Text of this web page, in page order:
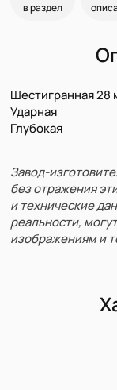
в раздел
Шестигранная 28
Ударная
Глубокая
Завод-
без отражения
и технические
реальности,
изображениям и